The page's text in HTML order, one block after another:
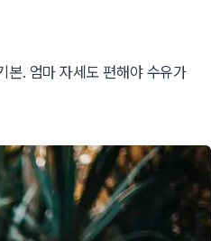
본. 엄마 자세도 편해야 수유가